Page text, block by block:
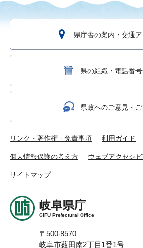
県庁舎の案内・交通ア
県の組織・電話番
県政へのご意見・
リンク・著作権・免責事項 利用ガイド
個人情報保護の考え方 ウェブアクセシ
サイトマップ
岐阜県庁
GIFU Prefectural Office
〒500-8570
岐阜市薮田南2丁目1番1号